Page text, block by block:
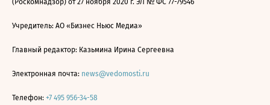
(Роскомнадзор) от 27 ноября 2020 г. ЭЛ № ФС 77-79546
Учредитель: АО «Бизнес Ньюс Медиа»
Главный редактор: Казьмина Ирина Сергеевна
Электронная почта: news@vedomosti.ru
Телефон: +7 495 956-34-58